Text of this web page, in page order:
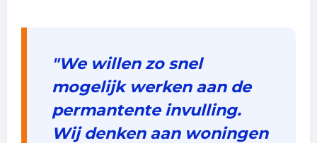
"We willen zo snel
mogelijk werken aan de
permantente invulling.
Wij denken aan woningen